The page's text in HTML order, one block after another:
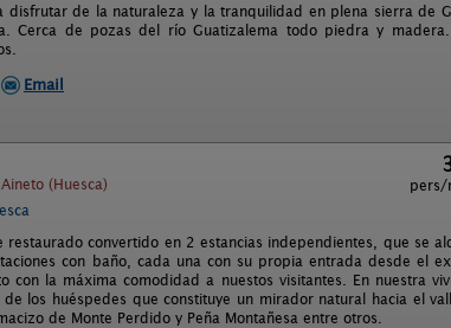
de la naturaleza y la tranquilidad en plena sierra de
Cerca de pozas del río Guatizalema todo piedra y madera.
Email
(Huesca)
pers/
convertido en 2 estancias independientes, que se
con baño, cada una con su propia entrada desde el
la máxima comodidad a nuestos visitantes. En nuestra
los huéspedes que constituye un mirador natural hacia el
de Monte Perdido y Peña Montañesa entre otros.